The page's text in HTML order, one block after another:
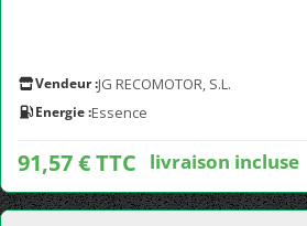
Vendeur :JG RECOMOTOR, S.L.
Energie :Essence
91,57 € TTC livraison incluse